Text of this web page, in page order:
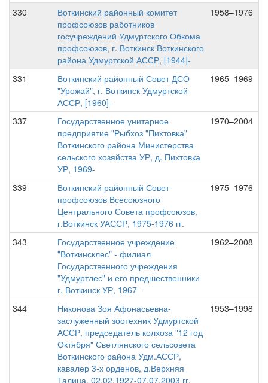
330
Воткинский районный комитет
профсоюзов работников
госучреждений Удмуртского Обкома
профсоюзов, г. Воткинск Воткинского
района Удмуртской АССР, [1944]-
1958–1976
331
Воткинский районный Совет ДСО
"Урожай", г. Воткинск Удмуртской
АССР, [1960]-
1965–1969
337
Государственное унитарное
предприятие "Рыбхоз "Пихтовка"
Воткинского района Министерства
сельского хозяйства УР, д. Пихтовка
УР, 1969-
1970–2004
339
Воткинский районный Совет
профсоюзов Всесоюзного
Центрального Совета профсоюзов,
г.Воткинск УАССР, 1975-1976 гг.
1975–1976
343
Государственное учреждение
"Воткинсклес" - филиал
Государственного учреждения
"Удмуртлес" и его предшественники
г. Воткинск УР, 1967-
1962–2008
344
Никонова Зоя Афонасьевна-
заслуженный зоотехник Удмуртской
АССР, председатель колхоза "12 год
Октября" Светлянского сельсовета
Воткинского района Удм.АССР,
кавалер 3-х орденов, д.Верхняя
Талица, 02.02.1927-07.07.2003 гг.
1953–1998